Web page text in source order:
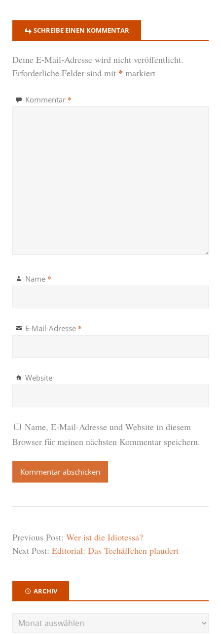
SCHREIBE EINEN KOMMENTAR
Deine E-Mail-Adresse wird nicht veröffentlicht.
Erforderliche Felder sind mit * markiert
Kommentar *
Name *
E-Mail-Adresse *
Website
Name, E-Mail-Adresse und Website in diesem
Browser für meinen nächsten Kommentar speichern.
Previous Post: Wer ist die Idiotessa?
Next Post: Editorial: Das Techäffchen plaudert
ARCHIV